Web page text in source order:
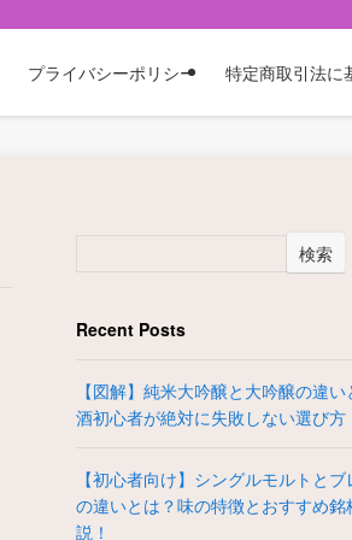
プライバシーポリシー 特定商取引法に
検索
Recent Posts
【図解】純米大吟醸と大吟醸の違
酒初心者が絶対に失敗しない選び方
【初心者向け】シングルモルトと
の違いとは？味の特徴とおすすめ銘
説！